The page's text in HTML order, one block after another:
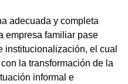
adecuada y completa
empresa familiar pase
institucionalización, el cual
la transformación de la
informal e